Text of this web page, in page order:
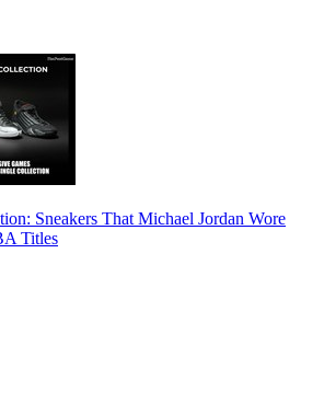
Sneakers That Michael Jordan Wore
Titles